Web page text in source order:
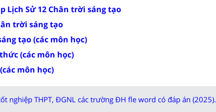
Lịch Sử 12 Chân trời sáng tạo
trời sáng tạo
tạo (các môn học)
(các môn học)
môn học)
nghiệp THPT, ĐGNL các trường ĐH fle word có đáp án (2025).